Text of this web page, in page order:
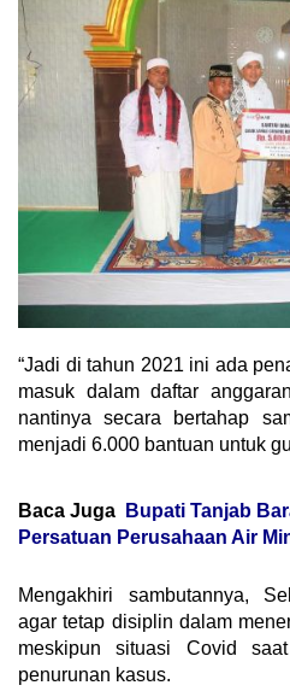
“Jadi di tahun 2021 ini ada
masuk dalam daftar
nantinya secara bertahap
menjadi 6.000 bantuan untuk
Baca Juga
Bupati Tanjab
Persatuan Perusahaan Air
Mengakhiri sambutannya,
agar tetap disiplin dalam
meskipun situasi Covid
penurunan kasus.